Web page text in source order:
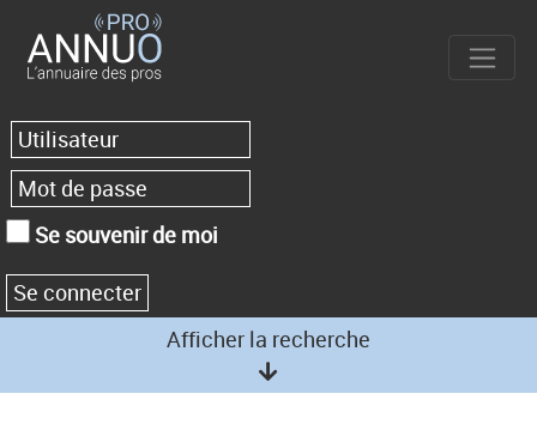
Se souvenir de moi
Afficher la recherche